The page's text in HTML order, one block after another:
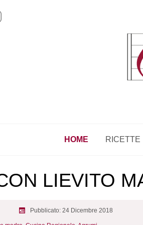
HOME RICETTE
LIEVITO
Pubblicato: 24 Dicembre 2018